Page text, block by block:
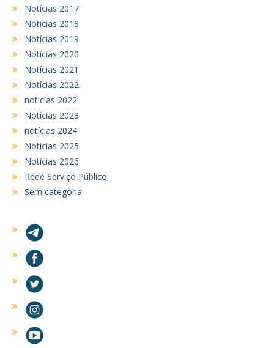
Notícias 2017
Noticias 2018
Notícias 2019
Notícias 2020
Notícias 2021
Notícias 2022
noticias 2022
Notícias 2023
notícias 2024
Noticias 2025
Notícias 2026
Rede Serviço Público
Sem categoria